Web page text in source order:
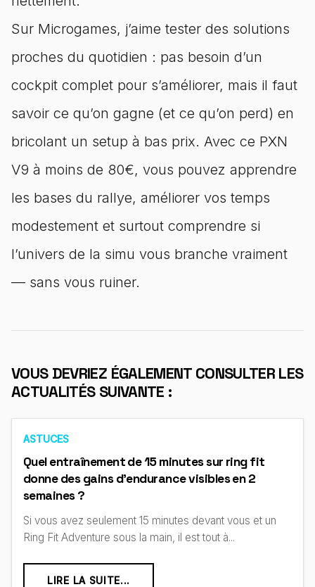
Sur Microgames, j’aime tester des solutions
proches du quotidien : pas besoin d’un
cockpit complet pour s’améliorer, mais il faut
savoir ce qu’on gagne (et ce qu’on perd) en
bricolant un setup à bas prix. Avec ce PXN
V9 à moins de 80€, vous pouvez apprendre
les bases du rallye, améliorer vos temps
modestement et surtout comprendre si
l’univers de la simu vous branche vraiment
— sans vous ruiner.
VOUS DEVRIEZ ÉGALEMENT CONSULTER LES
ACTUALITÉS SUIVANTE :
ASTUCES
Quel entraînement de 15 minutes sur ring fit
donne des gains d'endurance visibles en 2
semaines ?
Si vous avez seulement 15 minutes devant vous et un
Ring Fit Adventure sous la main, il est tout à...
LIRE LA SUITE...